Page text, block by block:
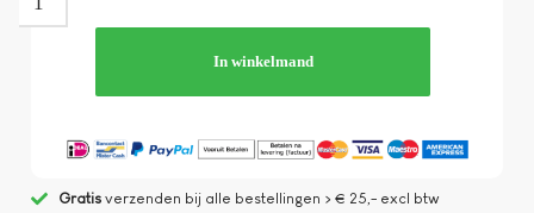
In winkelmand
Gratisverzenden bij alle bestellingen > € 25,- excl btw